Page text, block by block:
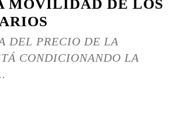
MOVILIDAD DE LOS
DEL PRECIO DE LA
CONDICIONANDO LA